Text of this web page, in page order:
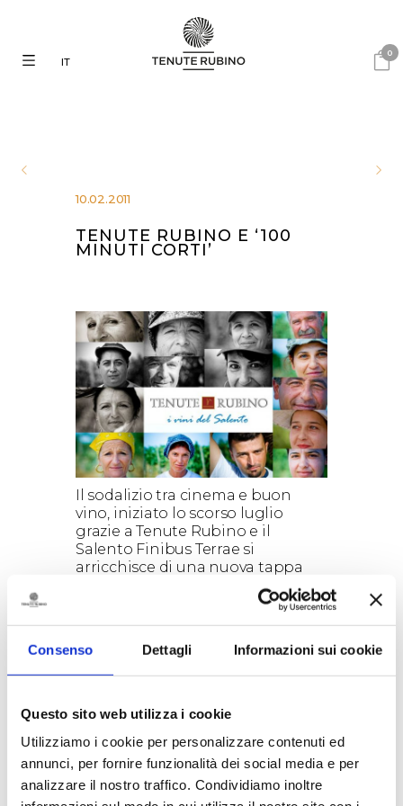
Consenso Dettagli Informazioni sui cookie
Questo sito web utilizza i cookie
Utilizziamo i cookie per personalizzare contenuti ed
annunci, per fornire funzionalità dei social media e per
analizzare il nostro traffico. Condividiamo inoltre
0
IT
10.02.2011
TENUTE RUBINO E ‘100
MINUTI CORTI’
Il sodalizio tra cinema e buon
vino, iniziato lo scorso luglio
grazie a Tenute Rubino e il
Salento Finibus Terrae si
arricchisce di una nuova tappa
grazie a ‘100 minuti corti’, il
contenitore di giovani talenti del
cinema che porta in tour i
hanno partecipato alla 8°
edizione del festival diretto da
cinema mette in campo passione
aspetti che Tenute Rubino
allieterà i sensi e la vista in tutte le
tappe del tour per l’Italia di ‘100
corti minuti’. Ad ogni